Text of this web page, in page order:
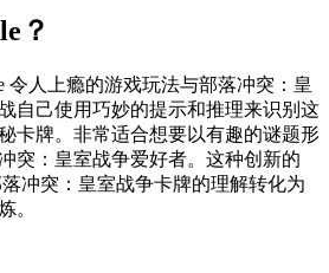
？
令人上瘾的游戏玩法与部落冲突：皇
自己使用巧妙的提示和推理来识别这
卡牌。非常适合想要以有趣的谜题形
突：皇室战争爱好者。这种创新的
冲突：皇室战争卡牌的理解转化为
。